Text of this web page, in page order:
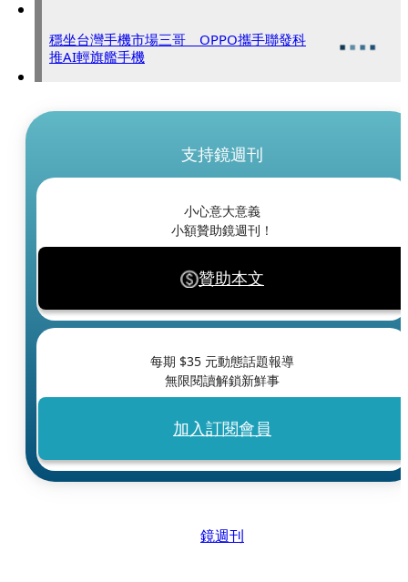
穩坐台灣手機市場三哥 OPPO攜手聯發科
推AI輕旗艦手機
支持鏡週刊
小心意大意義
小額贊助鏡週刊！
贊助本文
每期 $35 元動態話題報導
無限閱讀解鎖新鮮事
加入訂閱會員
鏡週刊